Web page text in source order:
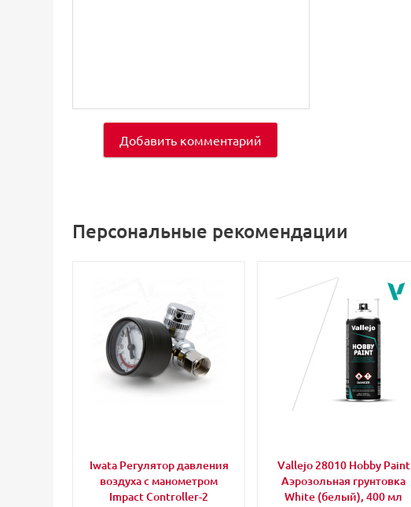
Добавить комментарий
Персональные рекомендации
Iwata Регулятор давления
воздуха с манометром
Impact Controller-2
Vallejo 28010 Hobby Paint
Аэрозольная грунтовка
White (белый), 400 мл